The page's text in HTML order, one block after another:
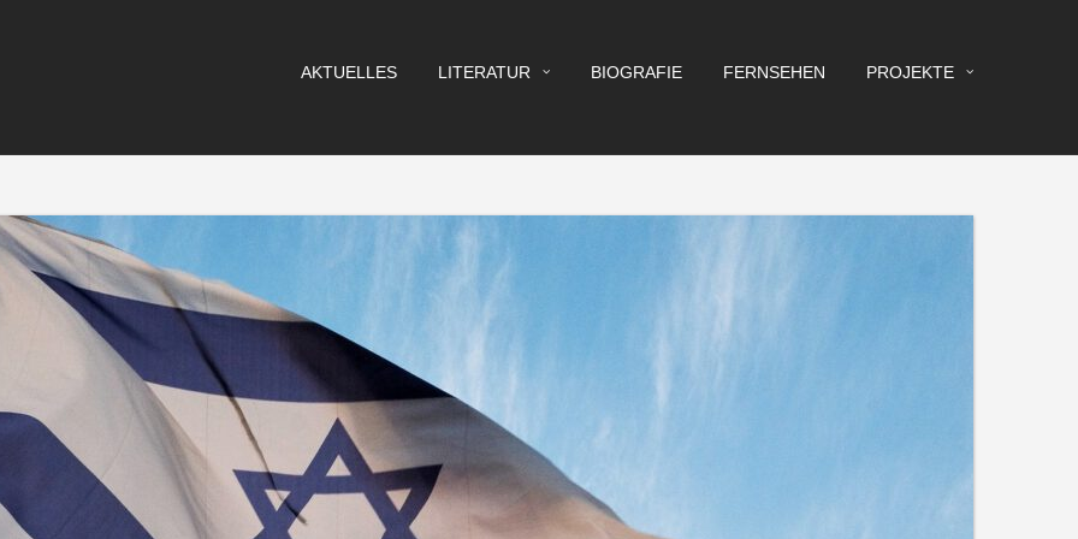
AKTUELLES LITERATUR BIOGRAFIE FERNSEHEN PROJEKTE